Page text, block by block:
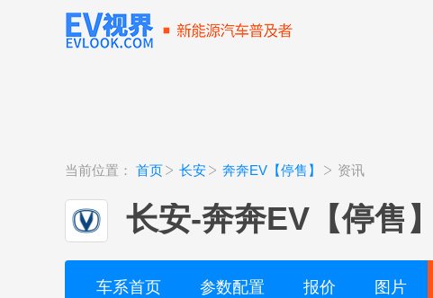
当前位置： 首页 长安 奔奔EV【停售】 资讯
长安-奔奔EV【停售】
车系首页 参数配置 报价 图片